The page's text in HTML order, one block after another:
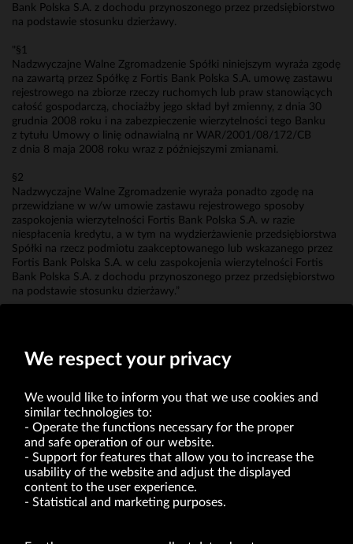
Bank Polska S.A. z dochodu przynoszonego przez przedsiębiorstwo
na podstawie stosunku dzierżawy.
"§1
Nadzwyczajne Walne Zgromadzenie Spółki niniejszym wyraża zgodę
na zawartą przez Spółkę z Fortis Bank Polska S.A. umowę zastawu
rejestrowego na zbiorze rzeczy ruchomych lub praw stanowiących
całość gospodarczą, chociażby jego skład był zmienny, z dnia 30
grudnia 2008 roku i na zabezpieczenie wierzytelności tego Banku
z tytułu Umowy o linię odnawialną nr WAR/2001/08/172/CB
z dnia 8 maja 2008 roku wraz z późniejszymi zmianami.
§2
Nadzwyczajne Walne Zgromadzenie wyraża ponadto zgodę na
przewidziane w w/w umowie zastawu rejestrowego sposoby
zaspokojenia wierzytelności Fortis Bank Polska S.A. w razie
niespłacenia kredytu, a w tym na wydzierżawienie przedsiębiorstwa
Spółki na rzecz podmiotu zaakceptowanego lub wskazanego przez
Fortis Bank Polska S.A. w celu zaspokojenia wierzytelności Fortis
Bank Polska S.A. z dochodu przynoszonego przez przedsiębiorstwo
na podstawie stosunku dzierżawy.”
VRG S.A. | 10 Pilotów Street | 31-462 Kraków
Tax Identification Number: 675-000-03-61
District Court for Kraków-Śródmieście in Kraków
XI Economic Department of the National Court Register number 0000047082
We respect your privacy
We would like to inform you that we use cookies and
similar technologies to:
Operate the functions necessary for the proper
and safe operation of our website.
Support for features that allow you to increase the
usability of the website and adjust the displayed
content to the user experience.
Statistical and marketing purposes.